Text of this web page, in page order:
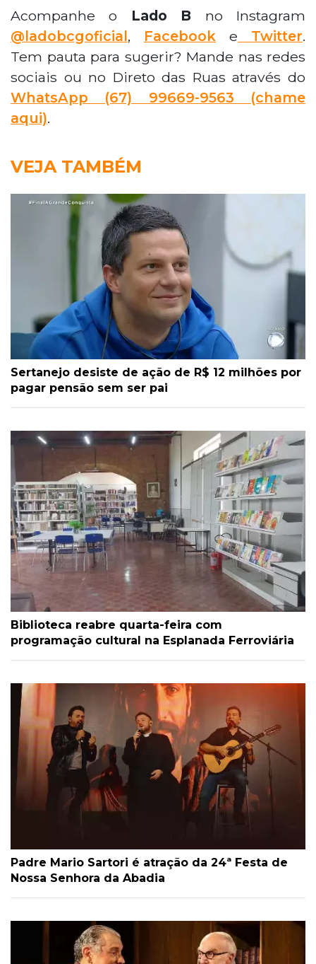
Acompanhe o Lado B no Instagram
@ladobcgoficial, Facebook e Twitter.
Tem pauta para sugerir? Mande nas redes
sociais ou no Direto das Ruas através do
WhatsApp (67) 99669-9563 (chame
aqui).
VEJA TAMBÉM
Sertanejo desiste de ação de R$ 12 milhões por
pagar pensão sem ser pai
Biblioteca reabre quarta-feira com
programação cultural na Esplanada Ferroviária
Padre Mario Sartori é atração da 24ª Festa de
Nossa Senhora da Abadia